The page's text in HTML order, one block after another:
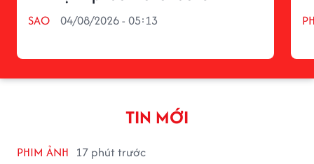
SAO 04/08/2026 - 05:13
TIN MỚI
PHIM ẢNH 17 phút trước